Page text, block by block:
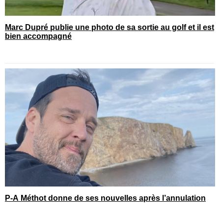
Marc Dupré publie une photo de sa sortie au golf et il est
bien accompagné
P-A Méthot donne de ses nouvelles après l’annulation